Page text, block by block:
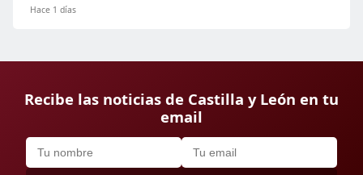
Hace 1 días
Recibe las noticias de Castilla y León en tu
email